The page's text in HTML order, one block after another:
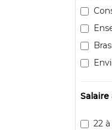
Salaire
22